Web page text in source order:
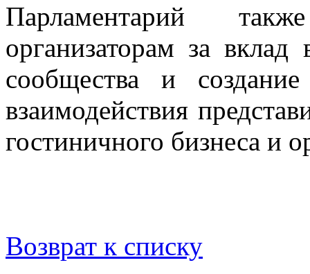
Парламентарий
организаторам за вклад
сообщества и
взаимодействия
гостиничного бизнеса и
Возврат к списку